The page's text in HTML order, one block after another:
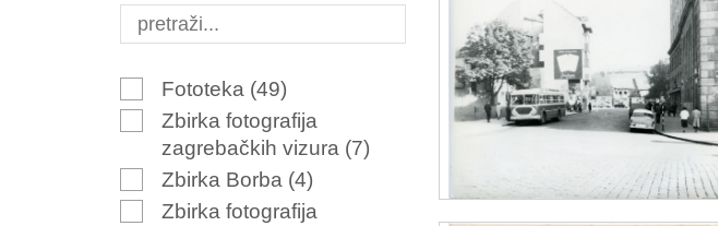
Fototeka (49)
Zbirka fotografija
zagrebačkih vizura (7)
Zbirka Borba (4)
Zbirka fotografija